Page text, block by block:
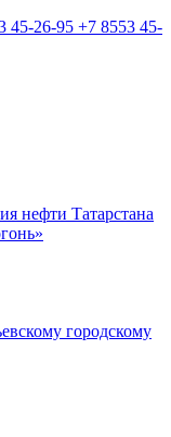
45-26-95 +7 8553 45-
нефти Татарстана
городскому